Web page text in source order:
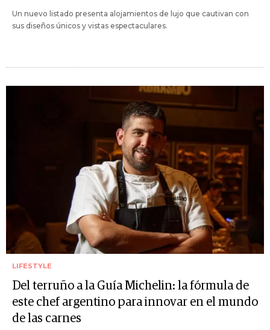
Un nuevo listado presenta alojamientos de lujo que cautivan con
sus diseños únicos y vistas espectaculares.
LIFESTYLE
Del terruño a la Guía Michelin: la fórmula de
este chef argentino para innovar en el mundo
de las carnes